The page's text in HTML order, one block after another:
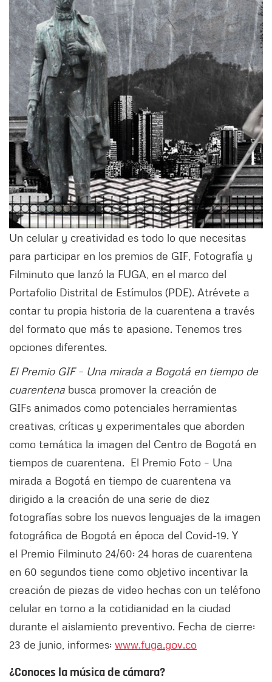
Un celular y creatividad es todo lo que necesitas
para participar en los premios de GIF, Fotografía y
Filminuto que lanzó la FUGA, en el marco del
Portafolio Distrital de Estímulos (PDE). Atrévete a
contar tu propia historia de la cuarentena a través
del formato que más te apasione. Tenemos tres
opciones diferentes.
El Premio GIF – Una mirada a Bogotá en tiempo de
cuarentena busca promover la creación de
GIFs animados como potenciales herramientas
creativas, críticas y experimentales que aborden
como temática la imagen del Centro de Bogotá en
tiempos de cuarentena. El Premio Foto – Una
mirada a Bogotá en tiempo de cuarentena va
dirigido a la creación de una serie de diez
fotografías sobre los nuevos lenguajes de la imagen
fotográfica de Bogotá en época del Covid-19. Y
el Premio Filminuto 24/60: 24 horas de cuarentena
en 60 segundos tiene como objetivo incentivar la
creación de piezas de video hechas con un teléfono
celular en torno a la cotidianidad en la ciudad
durante el aislamiento preventivo. Fecha de cierre:
23 de junio, informes: www.fuga.gov.co
¿Conoces la música de cámara?